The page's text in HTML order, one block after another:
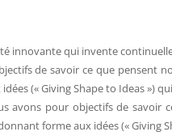
innovante qui invente
de savoir ce que pensent
(« Giving Shape to Ideas »)
avons pour objectifs de savoir
forme aux idées («